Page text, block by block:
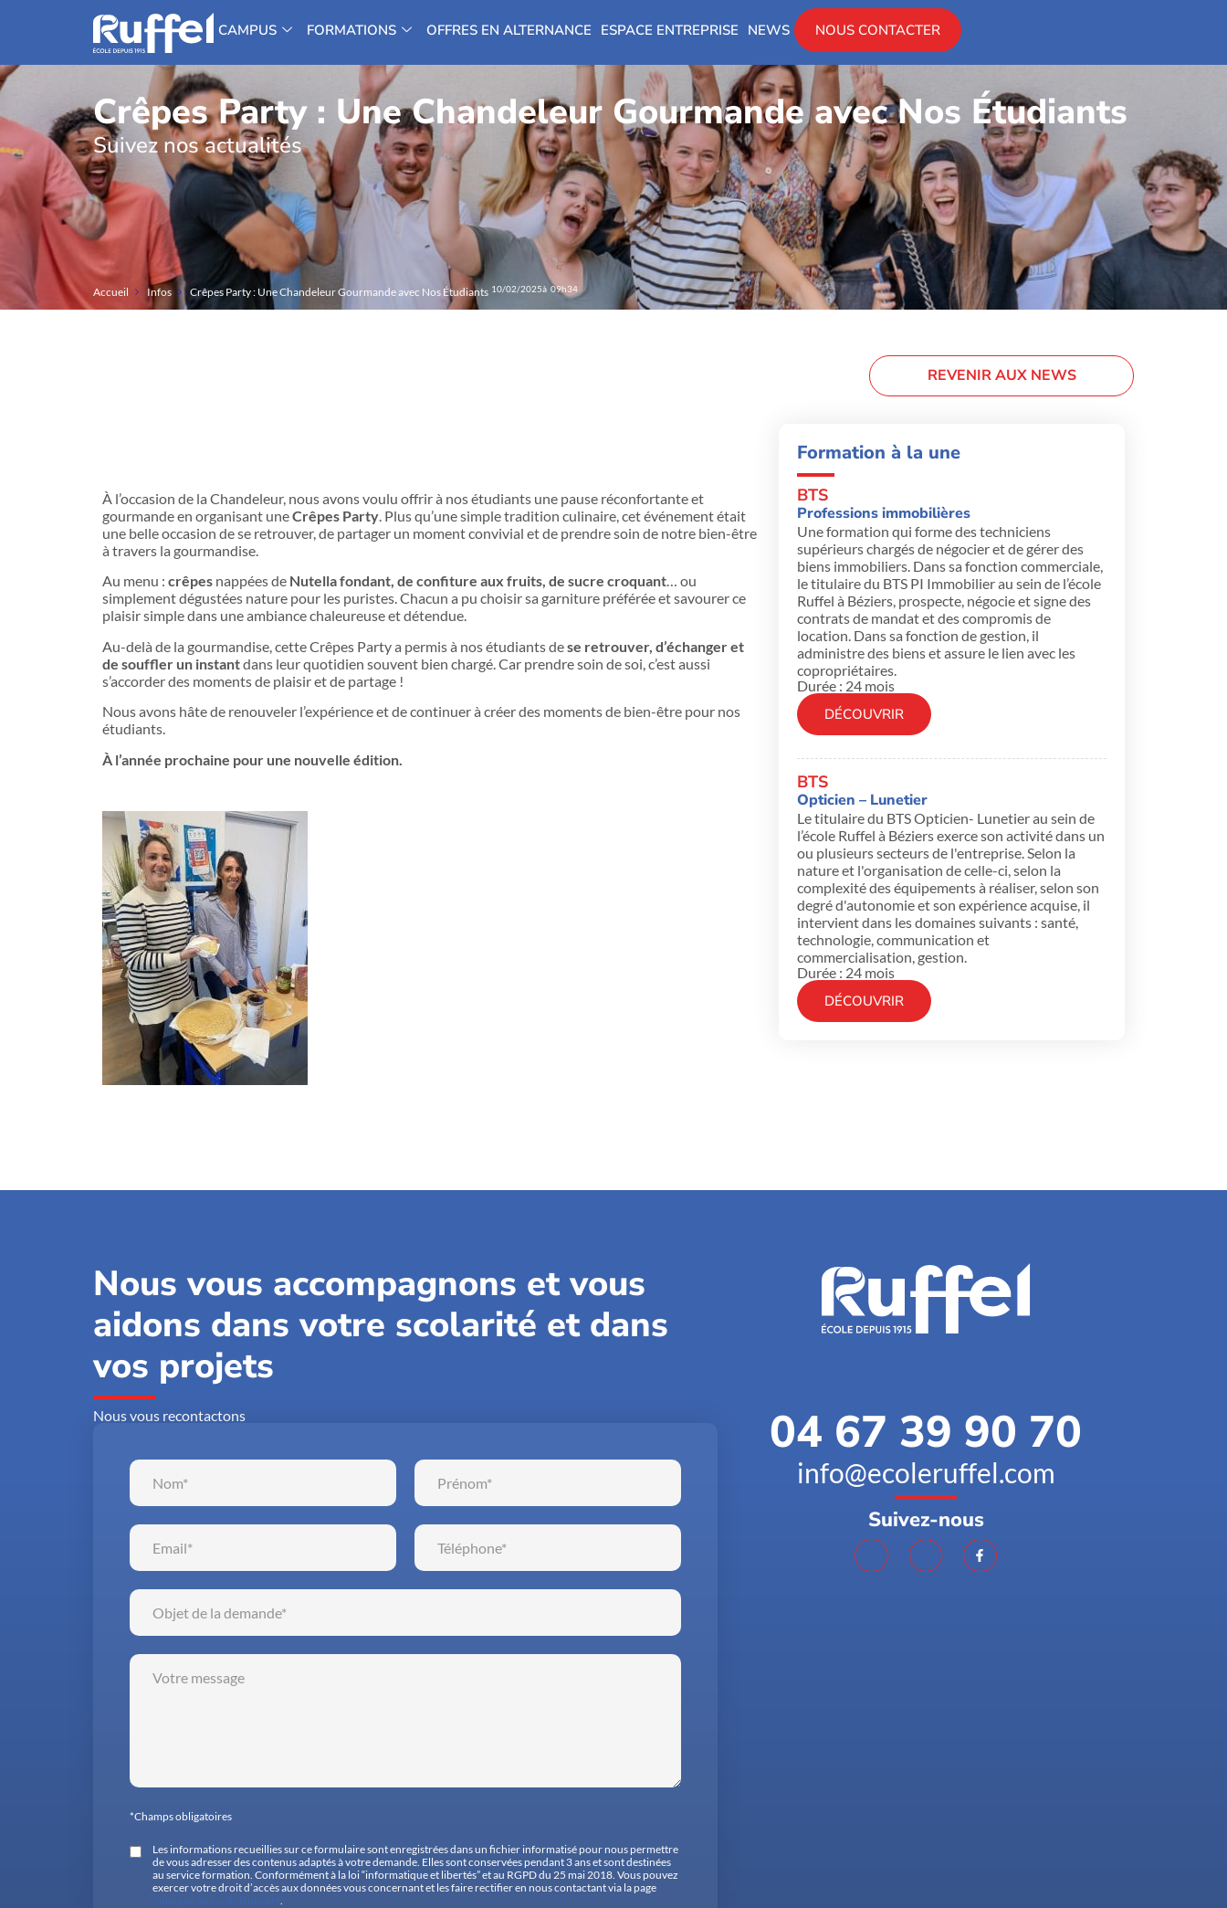
CAMPUS FORMATIONS OFFRES EN ALTERNANCE ESPACE ENTREPRISE NEWS NOUS CONTACTER
Crêpes Party : Une Chandeleur Gourmande avec Nos Étudiants
Suivez nos actualités
Accueil Infos Crêpes Party : Une Chandeleur Gourmande avec Nos Étudiants 10/02/2025à 09h34
REVENIR AUX NEWS
À l’occasion de la Chandeleur, nous avons voulu offrir à nos étudiants une pause réconfortante et
gourmande en organisant uneCrêpes Party. Plus qu’une simple tradition culinaire, cet événement était
une belle occasion de se retrouver, de partager un moment convivial et de prendre soin de notre bien-être
à travers la gourmandise.
Au menu : crêpes nappées de Nutella fondant, de confiture aux fruits, de sucre croquant… ou
simplement dégustées nature pour les puristes. Chacun a pu choisir sa garniture préférée et savourer ce
plaisir simple dans une ambiance chaleureuse et détendue.
Au-delà de la gourmandise, cette Crêpes Party a permis à nos étudiants dese retrouver, d’échanger et
de souffler un instantdans leur quotidien souvent bien chargé. Car prendre soin de soi, c’est aussi
s’accorder des moments de plaisir et de partage !
Nous avons hâte de renouveler l’expérience et de continuer à créer des moments de bien-être pour nos
étudiants.
À l’année prochaine pour une nouvelle édition.
Formation à la une
BTS
Professions immobilières
Une formation qui forme des techniciens
supérieurs chargés de négocier et de gérer des
biens immobiliers. Dans sa fonction commerciale,
le titulaire du BTS PI Immobilier au sein de l’école
Ruffel à Béziers, prospecte, négocie et signe des
contrats de mandat et des compromis de
location. Dans sa fonction de gestion, il
administre des biens et assure le lien avec les
copropriétaires.
Durée : 24 mois
DÉCOUVRIR
BTS
Opticien – Lunetier
Le titulaire du BTS Opticien- Lunetier au sein de
l’école Ruffel à Béziers exerce son activité dans un
ou plusieurs secteurs de l'entreprise. Selon la
nature et l'organisation de celle-ci, selon la
complexité des équipements à réaliser, selon son
degré d'autonomie et son expérience acquise, il
intervient dans les domaines suivants : santé,
technologie, communication et
commercialisation, gestion.
Durée : 24 mois
DÉCOUVRIR
Nous vous accompagnons et vous
aidons dans votre scolarité et dans
vos projets
Nous vous recontactons
*Champs obligatoires
Les informations recueillies sur ce formulaire sont enregistrées dans un fichier informatisé pour nous permettre
de vous adresser des contenus adaptés à votre demande. Elles sont conservées pendant 3 ans et sont destinées
au service formation. Conformément à la loi “informatique et libertés” et au RGPD du 25 mai 2018. Vous pouvez
exercer votre droit d’accès aux données vous concernant et les faire rectifier en nous contactant via la page
Politique de confidentialité
04 67 39 90 70
info@ecoleruffel.com
Suivez-nous